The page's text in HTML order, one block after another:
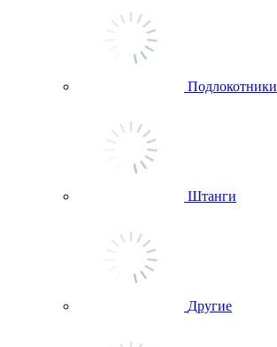
Подлокотники
Штанги
Другие